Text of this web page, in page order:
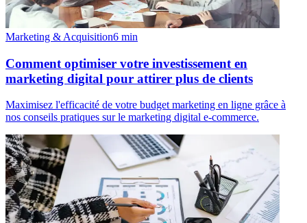
Marketing & Acquisition6 min
Comment optimiser votre investissement en
marketing digital pour attirer plus de clients
Maximisez l'efficacité de votre budget marketing en ligne grâce à
nos conseils pratiques sur le marketing digital e-commerce.